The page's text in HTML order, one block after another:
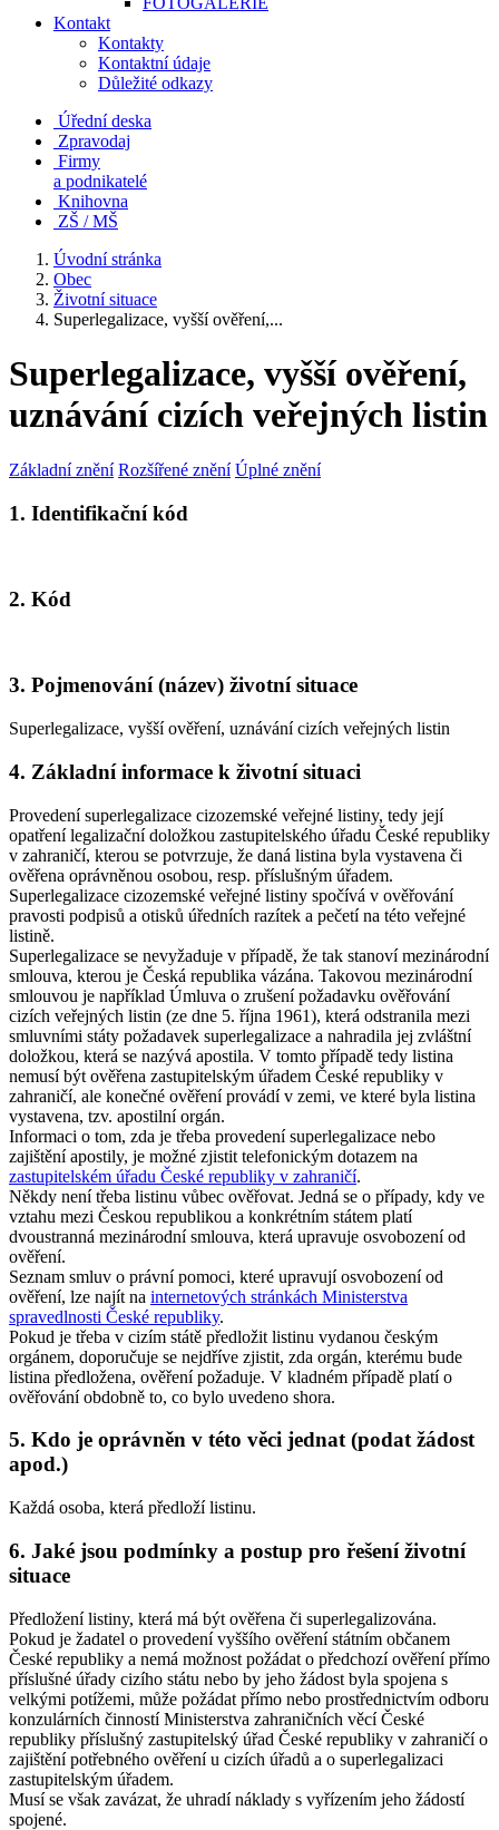
Kontakt
Kontakty
Kontaktní údaje
Důležité odkazy
Úřední deska
Zpravodaj
Firmy
a podnikatelé
Knihovna
ZŠ / MŠ
Úvodní stránka
Obec
Životní situace
Superlegalizace, vyšší ověření,...
Superlegalizace, vyšší ověření,
uznávání cizích veřejných listin
Základní znění Rozšířené znění Úplné znění
1. Identifikační kód
2. Kód
3. Pojmenování (název) životní situace
Superlegalizace, vyšší ověření, uznávání cizích veřejných listin
4. Základní informace k životní situaci
Provedení superlegalizace cizozemské veřejné listiny, tedy její
opatření legalizační doložkou zastupitelského úřadu České republiky
v zahraničí, kterou se potvrzuje, že daná listina byla vystavena či
ověřena oprávněnou osobou, resp. příslušným úřadem.
Superlegalizace cizozemské veřejné listiny spočívá v ověřování
pravosti podpisů a otisků úředních razítek a pečetí na této veřejné
listině.
Superlegalizace se nevyžaduje v případě, že tak stanoví mezinárodní
smlouva, kterou je Česká republika vázána. Takovou mezinárodní
smlouvou je například Úmluva o zrušení požadavku ověřování
cizích veřejných listin (ze dne 5. října 1961), která odstranila mezi
smluvními státy požadavek superlegalizace a nahradila jej zvláštní
doložkou, která se nazývá apostila. V tomto případě tedy listina
nemusí být ověřena zastupitelským úřadem České republiky v
zahraničí, ale konečné ověření provádí v zemi, ve které byla listina
vystavena, tzv. apostilní orgán.
Informaci o tom, zda je třeba provedení superlegalizace nebo
zajištění apostily, je možné zjistit telefonickým dotazem na
zastupitelském úřadu České republiky v zahraničí.
Někdy není třeba listinu vůbec ověřovat. Jedná se o případy, kdy ve
vztahu mezi Českou republikou a konkrétním státem platí
dvoustranná mezinárodní smlouva, která upravuje osvobození od
ověření.
Seznam smluv o právní pomoci, které upravují osvobození od
ověření, lze najít na internetových stránkách Ministerstva
spravedlnosti České republiky.
Pokud je třeba v cizím státě předložit listinu vydanou českým
orgánem, doporučuje se nejdříve zjistit, zda orgán, kterému bude
listina předložena, ověření požaduje. V kladném případě platí o
ověřování obdobně to, co bylo uvedeno shora.
5. Kdo je oprávněn v této věci jednat (podat žádost
apod.)
Každá osoba, která předloží listinu.
6. Jaké jsou podmínky a postup pro řešení životní
situace
Předložení listiny, která má být ověřena či superlegalizována.
Pokud je žadatel o provedení vyššího ověření státním občanem
České republiky a nemá možnost požádat o předchozí ověření přímo
příslušné úřady cizího státu nebo by jeho žádost byla spojena s
velkými potížemi, může požádat přímo nebo prostřednictvím odboru
konzulárních činností Ministerstva zahraničních věcí České
republiky příslušný zastupitelský úřad České republiky v zahraničí o
zajištění potřebného ověření u cizích úřadů a o superlegalizaci
zastupitelským úřadem.
Musí se však zavázat, že uhradí náklady s vyřízením jeho žádostí
spojené.